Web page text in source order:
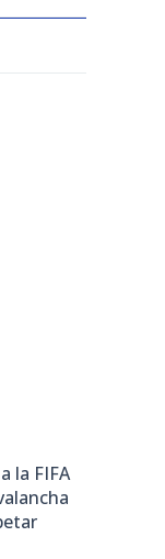
la FIFA